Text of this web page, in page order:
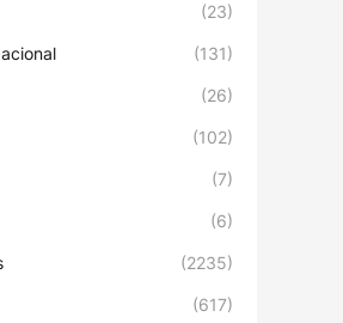
(23)
(131)
(26)
(102)
(7)
(6)
(2235)
(617)